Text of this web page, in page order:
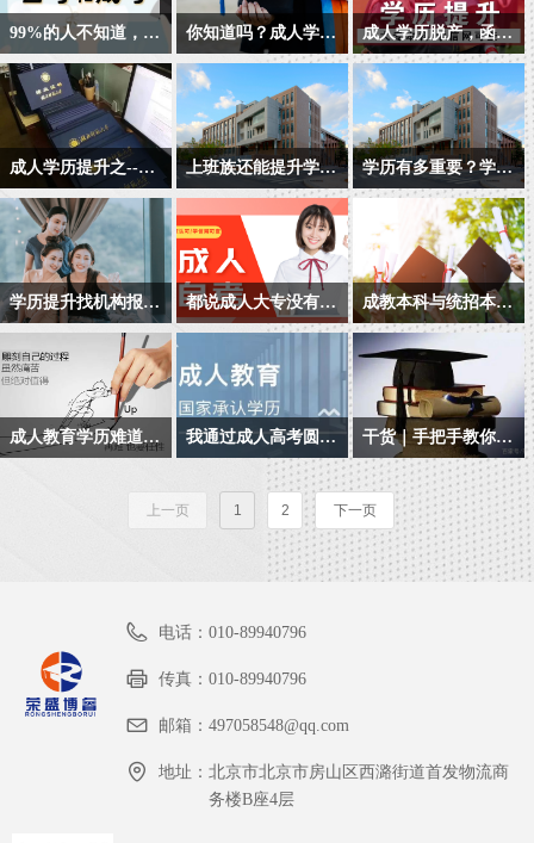
中，国家承认学信网可
制普通高等教育之外，
还有四个类型：依次为
自学考试、网络教育、
电大开放教育、成人高
考。
性，想要通过成人教育
的方式提升学历。那么
成人学历真的有用吗？
在把目标分解成以下三
点：
99%的人不知道，原来自考本科和成人高考的区别是这样的...
首先自考和成考的区别
是什么呢？就是考试的
难易度，自考本科的难
度是仅次于高考，而成
人高考的难度是仅次于
自考本科的。自考本科
要考10多门科目甚至是
上达20门，才能是申请
毕业证书，而成人高考
最多就是四门考试，单
单就是看数量就已经是
少很多了。因此自考本
科和成人高考，按难度
来算的话，其实是自考
你知道吗？成人学历教育与非学历教育区别在哪里？
很多人在脱离学校生活
之后，尤其是工作之后
感到竞争激烈，压力尤
为明显，而选择学历教
育与非学历教育是比较
平常的晋升自我的方
式。
成人学历脱产，函授、业余分别是什么意思呢？
成人高考属国民教育系
列，列入国家招生计
划，国家承认学历，参
加招生全国统一考试，
各省、自治区统一组织
录取。考试分高中起点
升成教专科(简称高起
专)、高中起点升成教本
科(简称高起本)和普通专
科起点升成教本科(简称
成教专升本)三个层次。
成人高等教育的授课方
式分为脱产、业余及函
授三种形式，考生应根
据自身的情况来选择适
合自己的学习形式。
成人学历提升之--网络教育招生问答篇
网络教育是成人学历提
升随着信息社会发展应
运而生的新的教育形
式，是成人继续教育的
良好选择，与传统的成
人教育相比，网络教育
更具灵活性，学生的自
主空间很大，同时也要
求同学们要有很强的自
觉性和自律性。
上班族还能提升学历吗？专升本和高升本有哪些方式呢？
上班族还能提升学历
吗？专升本和高升本有
哪些方式呢？
一、学历优势：
1.国家重点大学、国家
承认学历
2.教育部电子注册
3.业余时间提升教育学
机
5.学习不受地点、时间
的限制
6.轻松报读，顺利毕业
学历有多重要？学历提升的重要性到底体现在哪里？
我们可以等待机会，但
不能因学历低而选择忍
耐，机会随时会到来，
但忍耐却没有尽头，你
真的甘心吗？精彩的人
生以自我提升，自我投
资作为起点，增长你的
学识，提升你的竞争力
学历提升找机构报名真的不靠谱吗?
很多朋友想提升学历,找
教育机构呢怕被骗,自己
找学校报名,不清楚流程,
老师还不上心,今天老师
在这里给大家说一下选
都说成人大专没有用 为什么还那么多人报考呢?
成人大专学历到底有用
没用?这一点相信是大家
人给出的回答都模棱两
要么就是已经在另一个
领域成功的人,要么就是
一事无成，安逸现状的
人，成功的人凤毛麟角,
他一样
成教本科与统招本科的区别？
随着国民素质的不断提
高，社会竞争愈加激
烈，学历显得尤为重
要。从近年来报考成人
教育的人数逐年增长来
看，学历提升是增加社
会竞争力的普遍又快捷
的方式
成人教育学历难道真的没有优势吗?
么，除了全日制学历
外，非全日制里面的成
人教育学历就没有优势
我通过成人高考圆了大学梦,而且上了我特别喜欢的学校
成人高考是提升自身学
历文凭和知识能力的重
要途径之一。虽然在不
少人眼里,其学历和学习
过程要大打折扣,但过来
人的眼光,按自己选定的
目标学习即可,学习成果
干货｜手把手教你申请自考毕业证，秒懂！
年底又可以申请自考毕
业证了，咱们很多同学
就要申请毕业证书啦。
什么？？你还不知道怎
么去申请毕业证书？
上一页 1 2 下一页
电话： 010-89940796
传真： 010-89940796
邮箱： 497058548@qq.com
地址： 北京市北京市房山区西潞街道首发物流商
务楼B座4层